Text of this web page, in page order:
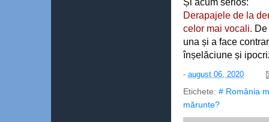
Derapajele de la
celor mai vocali.
una și a face
înșelăciune și
- august 06, 2020
Etichete: # România
mărunte?